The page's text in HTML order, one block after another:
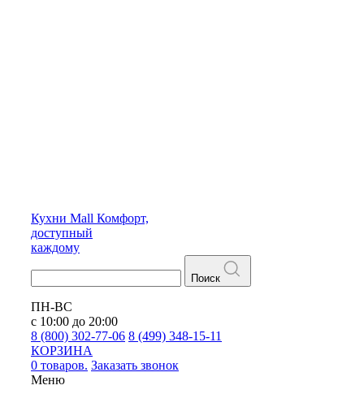
Кухни Mall Комфорт,
доступный
каждому
Поиск
ПН-ВС
с 10:00 до 20:00
8 (800) 302-77-06 8 (499) 348-15-11
КОРЗИНА
0 товаров. Заказать звонок
Меню